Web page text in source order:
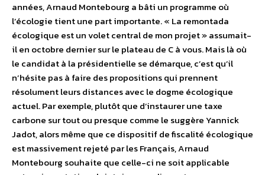
années, Arnaud Montebourg a bâti un programme où
l’écologie tient une part importante. « La remontada
écologique est un volet central de mon projet » assumait-
il en octobre dernier sur le plateau de C à vous. Mais là où
le candidat à la présidentielle se démarque, c’est qu’il
n’hésite pas à faire des propositions qui prennent
résolument leurs distances avec le dogme écologique
actuel. Par exemple, plutôt que d’instaurer une taxe
carbone sur tout ou presque comme le suggère Yannick
Jadot, alors même que ce dispositif de fiscalité écologique
est massivement rejeté par les Français, Arnaud
Montebourg souhaite que celle-ci ne soit applicable